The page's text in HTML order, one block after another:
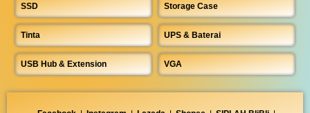
SSD Storage Case
Tinta UPS & Baterai
USB Hub & Extension VGA